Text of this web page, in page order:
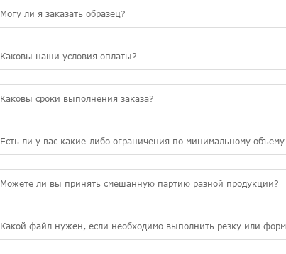
Могу ли я заказать образец?
Каковы наши условия оплаты?
Каковы сроки выполнения заказа?
Есть ли у вас какие-либо ограничения по минимальному объему
Можете ли вы принять смешанную партию разной продукции?
Какой файл нужен, если необходимо выполнить резку или